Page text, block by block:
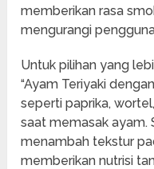
memberikan rasa
mengurangi
Untuk pilihan yang
“Ayam Teriyaki
seperti paprika,
saat memasak ayam.
menambah tekstur
memberikan nutrisi